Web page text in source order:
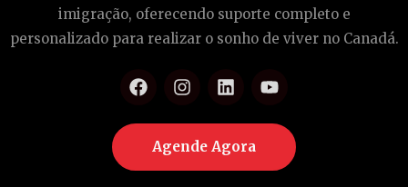
imigração, oferecendo suporte completo e
personalizado para realizar o sonho de viver no Canadá.
Agende Agora